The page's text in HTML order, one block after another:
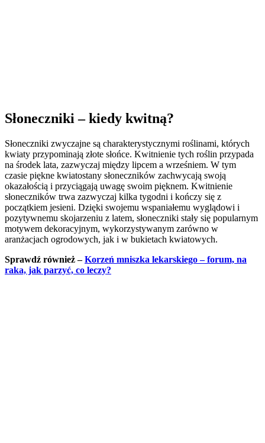
Słoneczniki – kiedy kwitną?
Słoneczniki zwyczajne są charakterystycznymi roślinami, których
kwiaty przypominają złote słońce. Kwitnienie tych roślin przypada
na środek lata, zazwyczaj między lipcem a wrześniem. W tym
czasie piękne kwiatostany słoneczników zachwycają swoją
okazałością i przyciągają uwagę swoim pięknem. Kwitnienie
słoneczników trwa zazwyczaj kilka tygodni i kończy się z
początkiem jesieni. Dzięki swojemu wspaniałemu wyglądowi i
pozytywnemu skojarzeniu z latem, słoneczniki stały się popularnym
motywem dekoracyjnym, wykorzystywanym zarówno w
aranżacjach ogrodowych, jak i w bukietach kwiatowych.
Sprawdź również –Korzeń mniszka lekarskiego – forum, na
raka, jak parzyć, co leczy?